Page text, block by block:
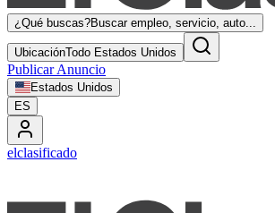
¿Qué buscas?Buscar empleo, servicio, auto...
UbicaciónTodo Estados Unidos
Publicar Anuncio
Estados Unidos
ES
elclasificado